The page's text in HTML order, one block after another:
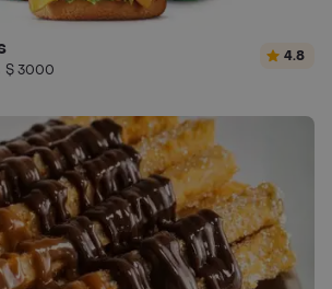
$ 3000
4.8